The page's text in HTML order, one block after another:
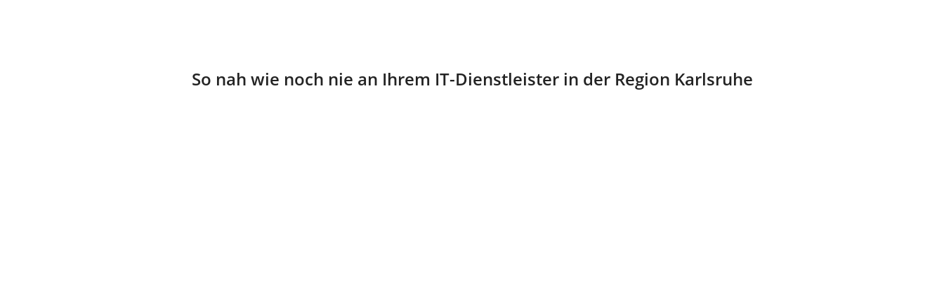
So nah wie noch nie an Ihrem IT-Dienstleister in der Region Karlsruhe